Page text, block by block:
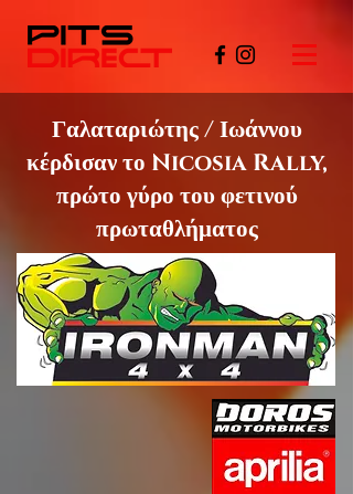
Γαλαταριώτης / Ιωάννου
κέρδισαν το Nicosia Rally,
πρώτο γύρο του φετινού
πρωταθλήματος